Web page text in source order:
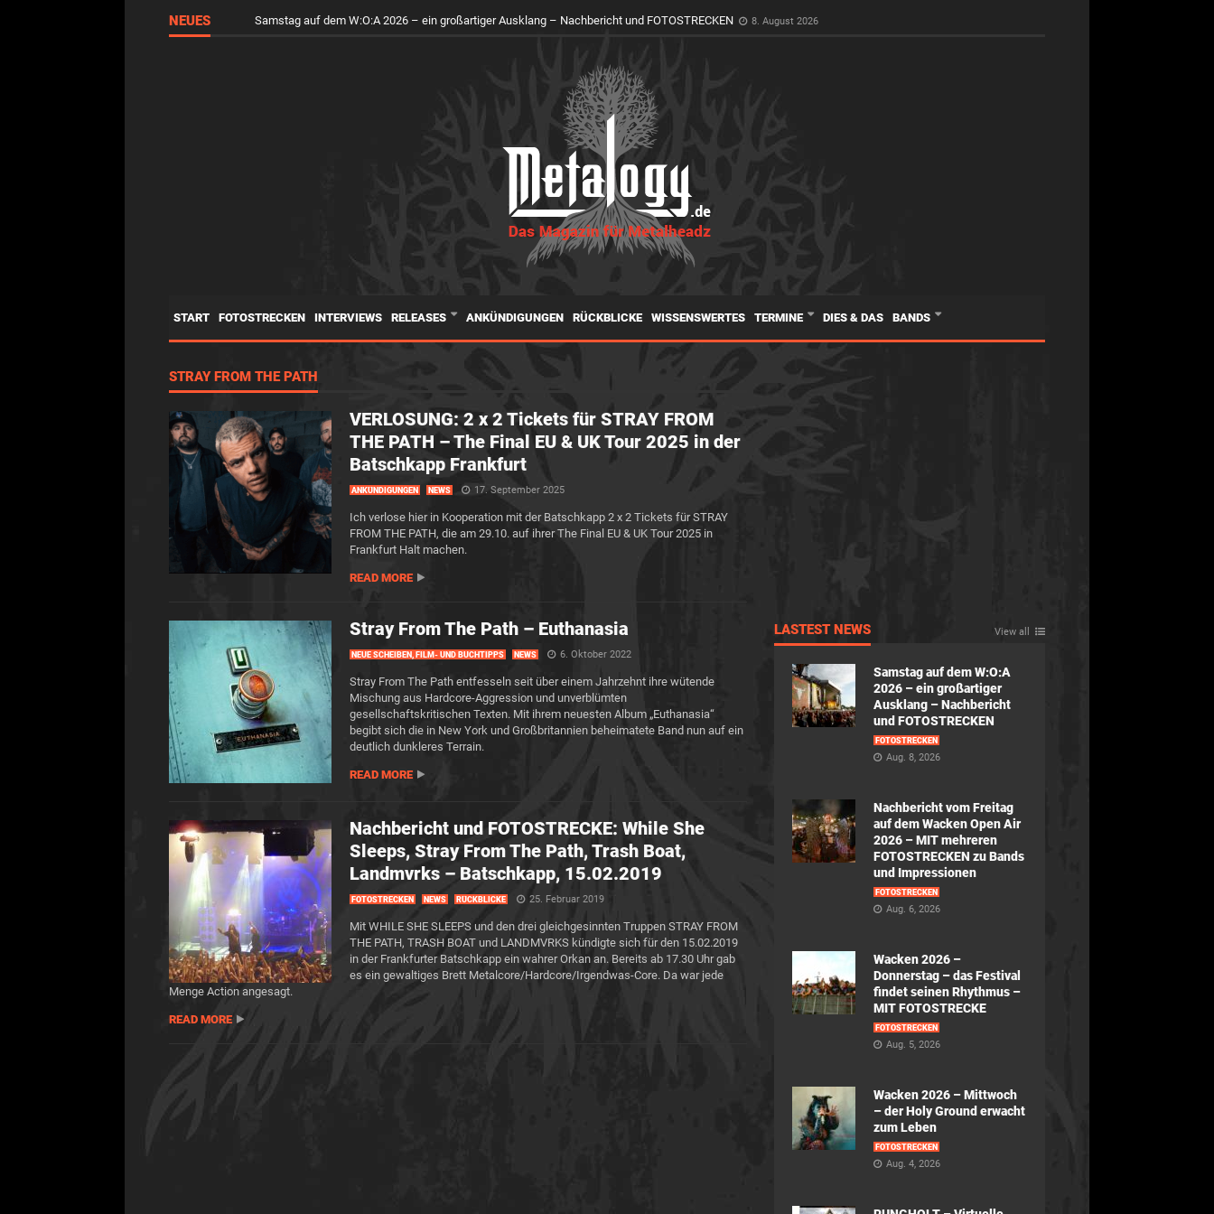
NEUES Samstag auf dem W:O:A 2026 – ein großartiger Ausklang – Nachbericht und FOTOSTRECKEN 8. August 2026
START FOTOSTRECKEN INTERVIEWS RELEASES ANKÜNDIGUNGEN RÜCKBLICKE WISSENSWERTES TERMINE DIES & DAS BANDS
STRAY FROM THE PATH
VERLOSUNG: 2 x 2 Tickets für STRAY FROM
THE PATH – The Final EU & UK Tour 2025 in der
Batschkapp Frankfurt
ANKÜNDIGUNGEN NEWS 17. September 2025
Ich verlose hier in Kooperation mit der Batschkapp 2 x 2 Tickets für STRAY
FROM THE PATH, die am 29.10. auf ihrer The Final EU & UK Tour 2025 in
Frankfurt Halt machen.
READ MORE
Stray From The Path – Euthanasia
NEUE SCHEIBEN, FILM- UND BUCHTIPPS NEWS 6. Oktober 2022
Stray From The Path entfesseln seit über einem Jahrzehnt ihre wütende
Mischung aus Hardcore-Aggression und unverblümten
gesellschaftskritischen Texten. Mit ihrem neuesten Album „Euthanasia“
begibt sich die in New York und Großbritannien beheimatete Band nun auf ein
deutlich dunkleres Terrain.
READ MORE
Nachbericht und FOTOSTRECKE: While She
Sleeps, Stray From The Path, Trash Boat,
Landmvrks – Batschkapp, 15.02.2019
FOTOSTRECKEN NEWS RÜCKBLICKE 25. Februar 2019
Mit WHILE SHE SLEEPS und den drei gleichgesinnten Truppen STRAY FROM
THE PATH, TRASH BOAT und LANDMVRKS kündigte sich für den 15.02.2019
in der Frankfurter Batschkapp ein wahrer Orkan an. Bereits ab 17.30 Uhr gab
es ein gewaltiges Brett Metalcore/Hardcore/Irgendwas-Core. Da war jede
Menge Action angesagt.
READ MORE
LASTEST NEWS View all
Samstag auf dem W:O:A
2026 – ein großartiger
Ausklang – Nachbericht
und FOTOSTRECKEN
FOTOSTRECKEN
Aug. 8, 2026
Nachbericht vom Freitag
auf dem Wacken Open Air
2026 – MIT mehreren
FOTOSTRECKEN zu Bands
und Impressionen
FOTOSTRECKEN
Aug. 6, 2026
Wacken 2026 –
Donnerstag – das Festival
findet seinen Rhythmus –
MIT FOTOSTRECKE
FOTOSTRECKEN
Aug. 5, 2026
Wacken 2026 – Mittwoch
– der Holy Ground erwacht
zum Leben
FOTOSTRECKEN
Aug. 4, 2026